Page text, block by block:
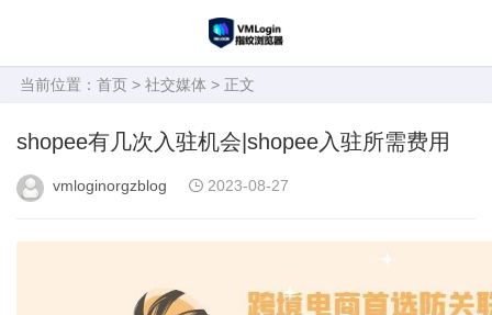
当前位置： 首页 > 社交媒体 > 正文
shopee有几次入驻机会|shopee入驻所需费用
vmloginorgzblog 2023-08-27